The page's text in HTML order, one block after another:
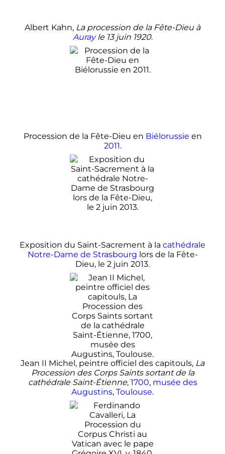
Albert Kahn, La procession de la Fête-Dieu à
Aurayle 13 juin 1920.
Procession de la Fête-Dieu en Biélorussie en
2011.
Exposition du Saint-Sacrement à la cathédrale
Notre-Dame de Strasbourg lors de la Fête-
Dieu, le 2 juin 2013.
Jean II Michel, peintre officiel des capitouls, La
Procession des Corps Saints sortant de la
cathédrale Saint-Étienne, 1700, musée des
Augustins, Toulouse.